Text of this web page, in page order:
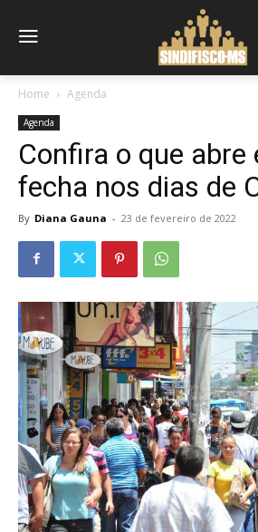
Home Agenda
Agenda
Confira o que abre
fecha nos dias de
By Diana Gauna - 23 de fevereiro de 2022